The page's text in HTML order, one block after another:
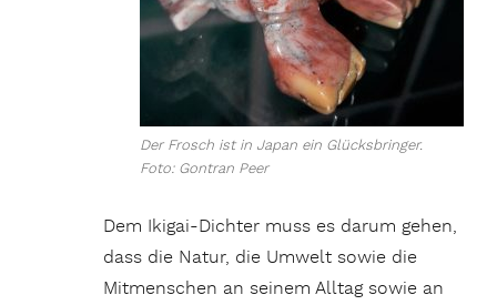
Der Frosch ist in Japan ein Glücksbringer.
Foto: Gontran Peer
Dem Ikigai-Dichter muss es darum gehen,
dass die Natur, die Umwelt sowie die
Mitmenschen an seinem Alltag sowie an